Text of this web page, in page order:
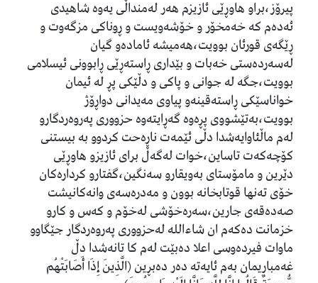
پیرۆز،براو هاوڕێی ئازیزم هەر لەمنداڵی یەوە شاهیدی
ئەدەم کە خەمخۆر و خۆشەویست و ڕوناکی مزگەوت و
ڕێگەی قورئان بوویت،هەمیشە ئامادەو گیان
لەسەردەستی خەبات و بێداری ڕاستەڕێی ڕابوونی ئیسلامی
بوویت،جگە لە جوانی و پاکی و دڵێکی پڕ لە ئیمان
خواناسێکی ڕاستەقینەو پیاوی مەیدانی دواڕۆژ
بوویت،بەتێشووی پڕەوە گەڕایتەوە حزووری پەروەردگارو
لەم ماڵئاوایەشدا دڵی ئێمەت ناڕەحت کردوو بە بیستنی
کۆچەکەت تاساین،خوات لەگەڵ برای ئازیزو هاوڕێی
دێرین و مامۆستای بەویقارو سەنگین،گفتارو کردارەکان
خۆی تەنها قوتابخانە بوون و مەدرەسەی وانەکانیشت
صەدەقەی جارین،سەرەخۆشی لەخۆم و کەس و کارو
خزمانت دەکەم ان شاءاللە لەحزووری پەروەردگار جێگاوو
ماوات فیردەوسی اعلا دەبێت لەم کا تانەشدا دڵ
غەمباریمان بەم ئایەتە دەر دەبڕین (الَّذِينَ إِذَا أَصَابَتْهُم